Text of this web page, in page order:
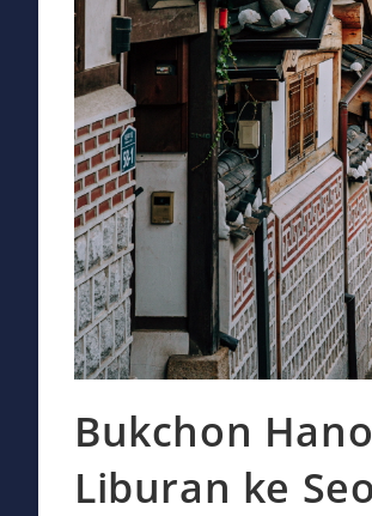
Bukchon
Liburan ke